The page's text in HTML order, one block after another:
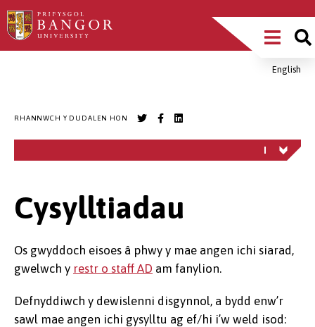
Sgipiwch
i’r
Main
MenuEnglish
RHANNWCH Y DUDALEN HON
Cysylltiadau
Os gwyddoch eisoes â phwy y mae angen ichi siarad,
gwelwch y restr o staff AD am fanylion.
Defnyddiwch y dewislenni disgynnol, a bydd enw’r
sawl mae angen ichi gysylltu ag ef/hi i’w weld isod: